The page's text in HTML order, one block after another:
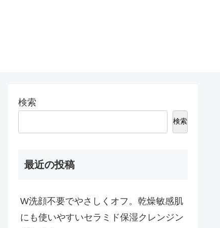
検索
検索
最近の投稿
W洗顔不要でやさしくオフ。乾燥敏感肌
にも使いやすいセラミド保湿クレンジン